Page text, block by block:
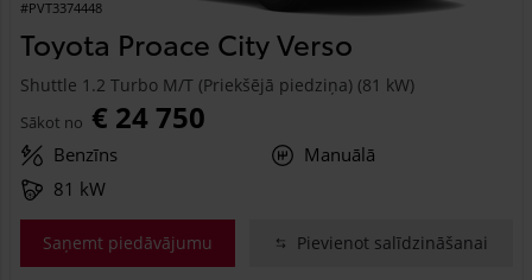
#PVT3374448
Toyota Proace City Verso
Shuttle 1.2 Turbo M/T (Priekšējā piedziņa) (81 kW)
Sākot no € 24 750
Benzīns
Manuālā
81 kW
Saņemt piedāvājumu Pievienot salīdzināšanai